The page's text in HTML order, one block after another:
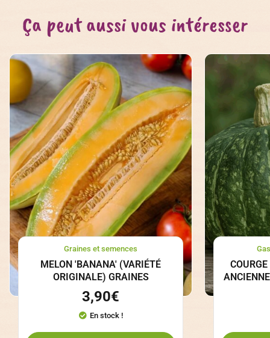
Ça peut aussi vous intéresser
Graines et semences
MELON 'BANANA' (VARIÉTÉ
ORIGINALE) GRAINES
3,90€
En stock !